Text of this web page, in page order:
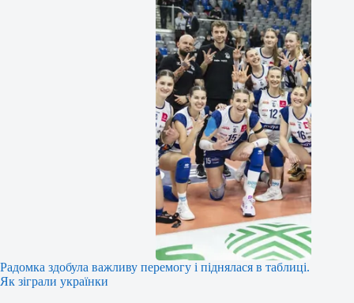
Радомка здобула важливу перемогу і піднялася в таблиці.
Як зіграли українки